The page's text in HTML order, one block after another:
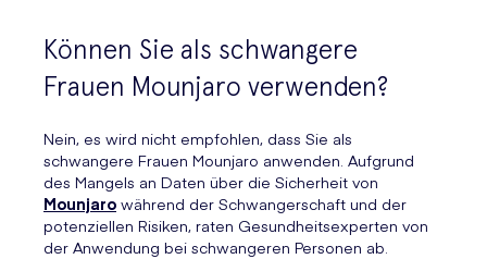
Können Sie als schwangere
Frauen Mounjaro verwenden?
Nein, es wird nicht empfohlen, dass Sie als
schwangere Frauen Mounjaro anwenden. Aufgrund
des Mangels an Daten über die Sicherheit von
Mounjaro während der Schwangerschaft und der
potenziellen Risiken, raten Gesundheitsexperten von
der Anwendung bei schwangeren Personen ab.